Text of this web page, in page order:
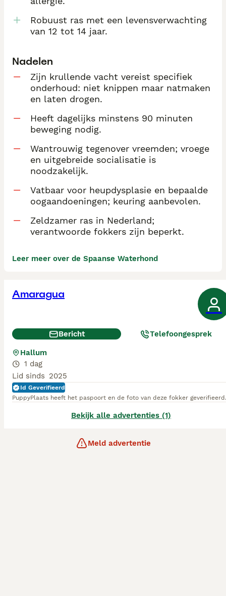
Robuust ras met een levensverwachting
van 12 tot 14 jaar.
Nadelen
Zijn krullende vacht vereist specifiek
onderhoud: niet knippen maar natmaken
en laten drogen.
Heeft dagelijks minstens 90 minuten
beweging nodig.
Wantrouwig tegenover vreemden; vroege
en uitgebreide socialisatie is
noodzakelijk.
Vatbaar voor heupdysplasie en bepaalde
oogaandoeningen; keuring aanbevolen.
Zeldzamer ras in Nederland;
verantwoorde fokkers zijn beperkt.
Leer meer over de Spaanse Waterhond
Amaragua
Bericht Telefoongesprek
Hallum
1 dag
Lid sinds 2025
Id Geverifieerd
PuppyPlaats heeft het paspoort en de foto van deze fokker geverifieerd.
Bekijk alle advertenties (1)
Meld advertentie